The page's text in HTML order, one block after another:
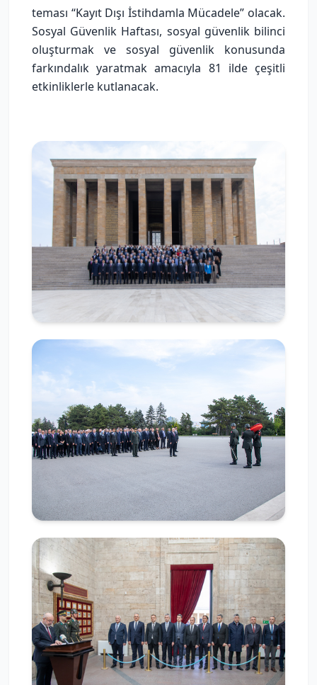
teması “Kayıt Dışı İstihdamla Mücadele” olacak.
Sosyal Güvenlik Haftası, sosyal güvenlik bilinci
oluşturmak ve sosyal güvenlik konusunda
farkındalık yaratmak amacıyla 81 ilde çeşitli
etkinliklerle kutlanacak.